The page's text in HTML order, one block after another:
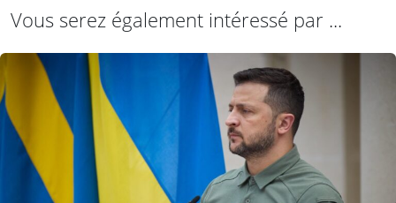
Vous serez également intéressé par ...